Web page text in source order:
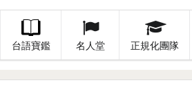
台語寶鑑 名人堂 正規化團隊